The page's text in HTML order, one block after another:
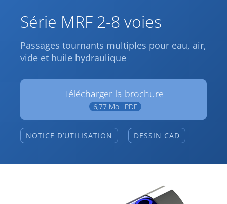
Série MRF 2-8 voies
Passages tournants multiples pour eau, air,
vide et huile hydraulique
Télécharger la brochure
6,77 Mo · PDF
NOTICE D’UTILISATION DESSIN CAD